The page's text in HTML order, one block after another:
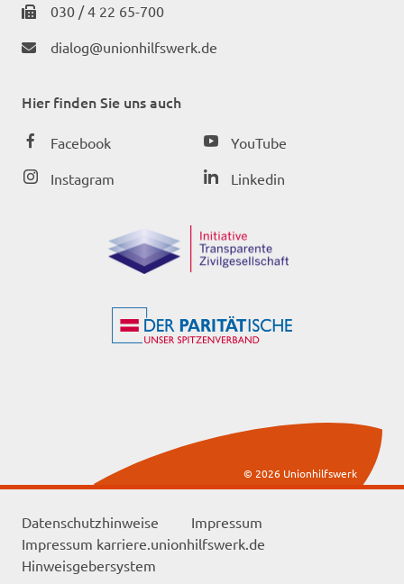
030 / 4 22 65-700
dialog@unionhilfswerk.de
Hier finden Sie uns auch
Facebook
Instagram
YouTube
Linkedin
© 2026 Unionhilfswerk
Datenschutzhinweise
Impressum
Impressum karriere.unionhilfswerk.de
Hinweisgebersystem